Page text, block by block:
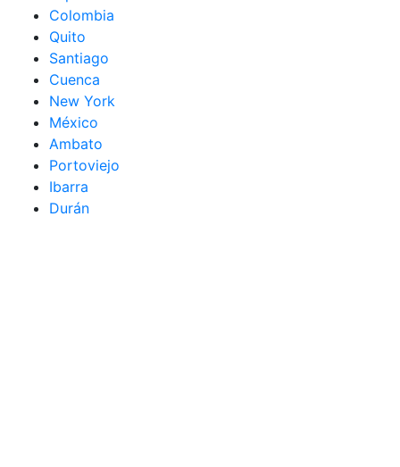
Colombia
Quito
Santiago
Cuenca
New York
México
Ambato
Portoviejo
Ibarra
Durán